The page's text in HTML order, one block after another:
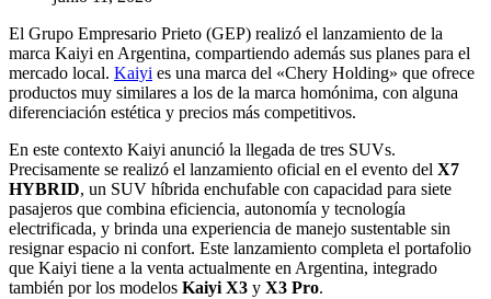
El Grupo Empresario Prieto (GEP) realizó el lanzamiento de la
marca Kaiyi en Argentina, compartiendo además sus planes para el
mercado local. Kaiyi es una marca del «Chery Holding» que ofrece
productos muy similares a los de la marca homónima, con alguna
diferenciación estética y precios más competitivos.
En este contexto Kaiyi anunció la llegada de tres SUVs.
Precisamente se realizó el lanzamiento oficial en el evento del X7
HYBRID, un SUV híbrida enchufable con capacidad para siete
pasajeros que combina eficiencia, autonomía y tecnología
electrificada, y brinda una experiencia de manejo sustentable sin
resignar espacio ni confort. Este lanzamiento completa el portafolio
que Kaiyi tiene a la venta actualmente en Argentina, integrado
también por los modelos Kaiyi X3 y X3 Pro.